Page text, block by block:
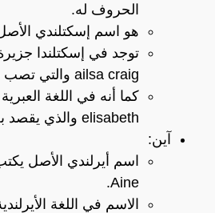
الحروف له.
هو اسم إسكتلندي الأصل
ailsa craig والتي تصب في نهر كلايد clyde.
كما أنه في اللغة
elisabeth والذي يقصد به وعد الله.
آين:
اسم أيرلندي الأصل يكتب
Aine.
الاسم في اللغة